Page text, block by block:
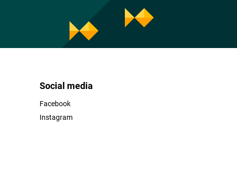
Social media
Facebook
Instagram